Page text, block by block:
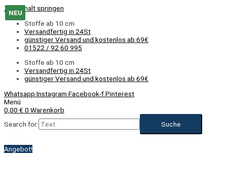
Zum Inhalt springen
Stoffe ab 10 cm
Versandfertig in 24St
günstiger Versand und kostenlos ab 69€
01522 / 92 60 995
Stoffe ab 10 cm
Versandfertig in 24St
günstiger Versand und kostenlos ab 69€
Whatsapp Instagram Facebook-fPinterest
Menü
0,00 € 0 Warenkorb
Search for:
Angebot!
NEU
NEU
NEU
NEU